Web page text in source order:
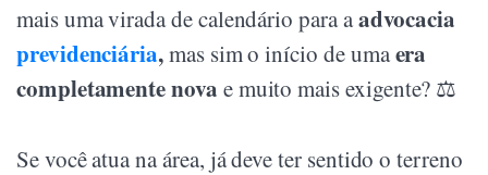
mais uma virada de calendário para aadvocacia
previdenciária,mas sim o início de umaera
completamente nova e muito mais exigente? ⚖️
Se você atua na área, já deve ter sentido o terreno